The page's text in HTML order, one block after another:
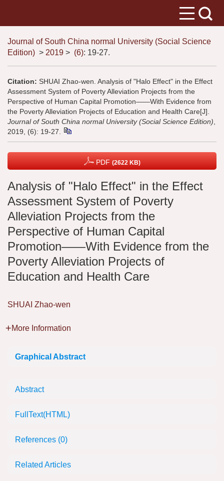
Journal of South China normal University (Social Science
Edition) > 2019 > (6): 19-27.
Citation: SHUAI Zhao-wen. Analysis of "Halo Effect" in the Effect
Assessment System of Poverty Alleviation Projects from the
Perspective of Human Capital Promotion——With Evidence from
the Poverty Alleviation Projects of Education and Health Care[J].
Journal of South China normal University (Social Science Edition)
2019, (6): 19-27.
PDF (2622 KB)
Analysis of "Halo Effect" in the Effect
Assessment System of Poverty
Alleviation Projects from the
Perspective of Human Capital
Promotion——With Evidence from the
Poverty Alleviation Projects of
Education and Health Care
SHUAI Zhao-wen
More Information
Graphical Abstract
Abstract
FullText(HTML)
References (0)
Related Articles